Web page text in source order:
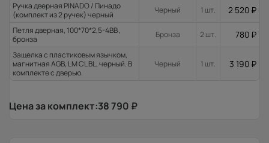
Ручка дверная PINADO / Пинадо
(комплект из 2 ручек) черный
Черный 1 шт. 2 520 ₽
Петля дверная, 100*70*2,5-4ВВ ,
бронза
Бронза 2 шт. 780 ₽
Защелка с пластиковым язычком,
магнитная AGB, LM CL BL, черный. В
комплекте с дверью.
Черный 1 шт. 3 190 ₽
Цена за комплект:38 790 ₽